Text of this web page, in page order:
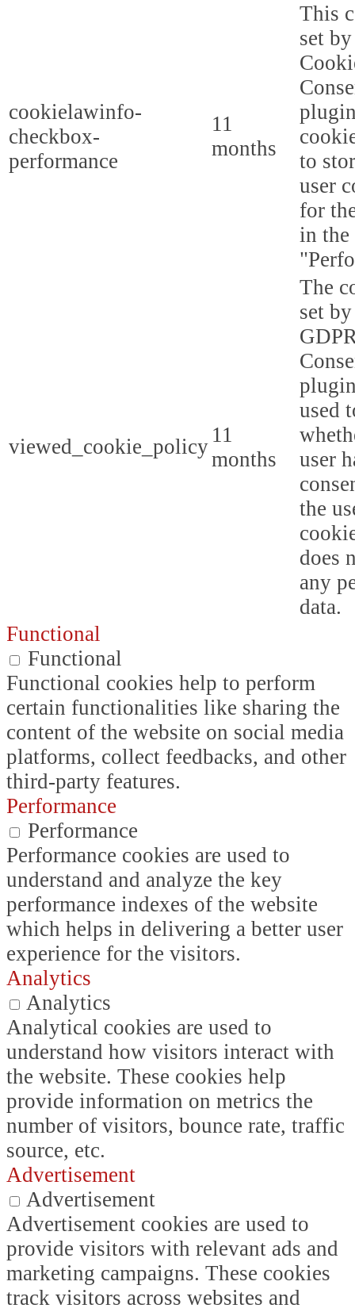
cookielawinfo-
checkbox-
performance
11
months
This
set
to
user
for
in the
viewed_cookie_policy 11
months
The
set
used
user
the
does
any
data.
Functional
Functional
Functional cookies help to perform
certain functionalities like sharing the
content of the website on social media
platforms, collect feedbacks, and other
third-party features.
Performance
Performance
Performance cookies are used to
understand and analyze the key
performance indexes of the website
which helps in delivering a better user
experience for the visitors.
Analytics
Analytics
Analytical cookies are used to
understand how visitors interact with
the website. These cookies help
provide information on metrics the
number of visitors, bounce rate, traffic
source, etc.
Advertisement
Advertisement
Advertisement cookies are used to
provide visitors with relevant ads and
marketing campaigns. These cookies
track visitors across websites and